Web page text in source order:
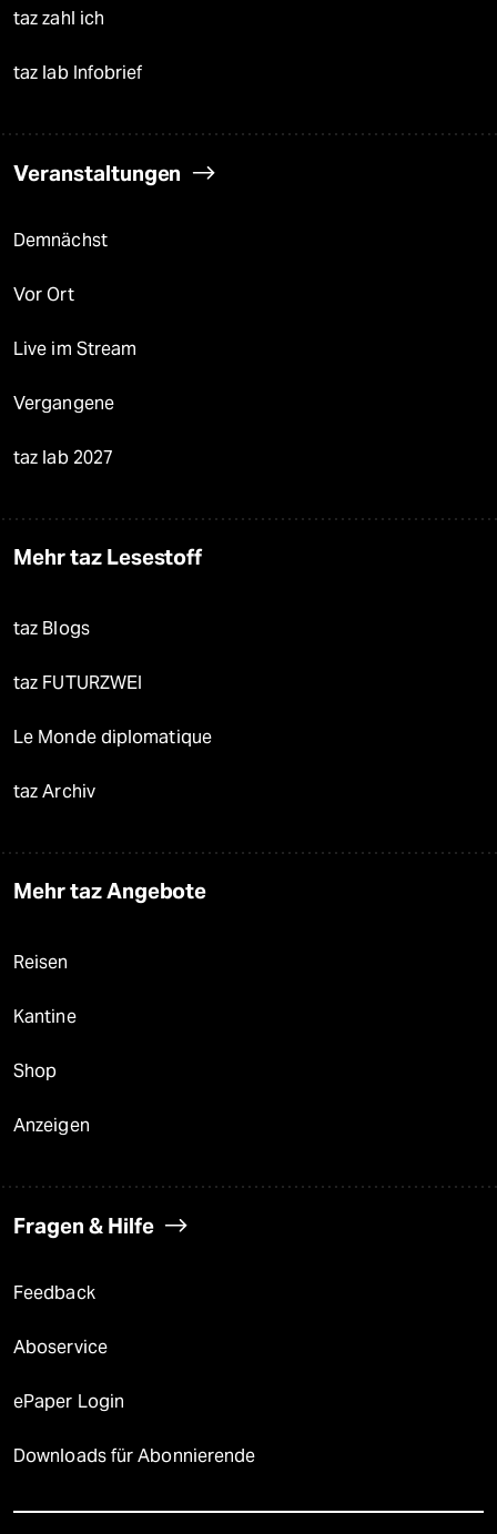
taz zahl ich
taz lab Infobrief
Veranstaltungen
Demnächst
Vor Ort
Live im Stream
Vergangene
taz lab 2027
Mehr taz Lesestoff
taz Blogs
taz FUTURZWEI
Le Monde diplomatique
taz Archiv
Mehr taz Angebote
Reisen
Kantine
Shop
Anzeigen
Fragen & Hilfe
Feedback
Aboservice
ePaper Login
Downloads für Abonnierende